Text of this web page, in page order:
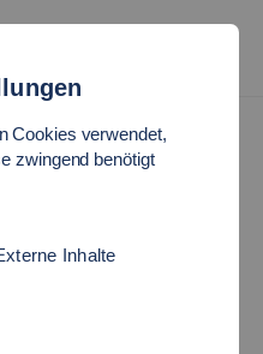
Cookies verwendet,
zwingend benötigt
Inhalte